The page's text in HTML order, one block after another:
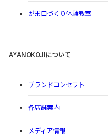
がま口づくり体験教室
AYANOKOJIについて
ブランドコンセプト
各店舗案内
メディア情報